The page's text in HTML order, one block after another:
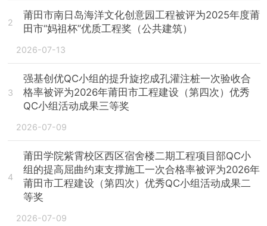
2
莆田市南日岛海洋文化创意园工程被评为2025年度莆
田市“妈祖杯”优质工程奖（公共建筑）
2026-07-13
3
强基创优QC小组的提升旋挖成孔灌注桩一次验收合
格率被评为2026年莆田市工程建设（第四次）优秀
QC小组活动成果三等奖
2026-07-09
4
莆田学院紫霄校区西区宿舍楼二期工程项目部QC小
组的提高屈曲约束支撑施工一次合格率被评为2026年
莆田市工程建设（第四次）优秀QC小组活动成果二
等奖
2026-07-09